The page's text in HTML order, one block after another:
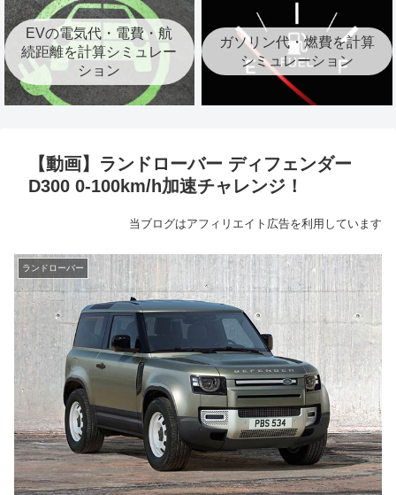
EVの電気代・電費・航
続距離を計算シミュレー
ション
ガソリン代・燃費を計算
シミュレーション
【動画】ランドローバー ディフェンダー
D300 0-100km/h加速チャレンジ！
当ブログはアフィリエイト広告を利用しています
ランドローバー